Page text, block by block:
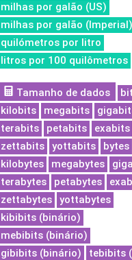
milhas por galão (US)
milhas por galão (Imperial)
quilómetros por litro
litros por 100 quilômetros
Tamanho de dados
kilobits
megabits
terabits
petabits
exabits
zettabits
yottabits
bytes
kilobytes
megabytes
terabytes
petabytes
zettabytes
yottabytes
kibibits (binário)
mebibits (binário)
gibibits (binário)
tebibits